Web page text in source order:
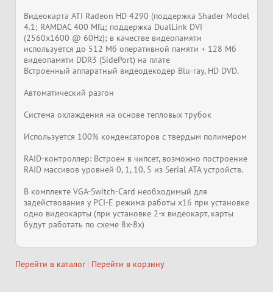
Видеокарта ATI Radeon HD 4290 (поддержка Shader Model
4.1; RAMDAC 400 МГц; поддержка DualLink DVI
(2560x1600 @ 60Hz); в качестве видеопамяти
используется до 512 Мб оперативной памяти + 128 Мб
видеопамяти DDR3 (SidePort) на плате
Встроенный аппаратный видеодекодер Blu-ray, HD DVD.
Автоматический разгон
Система охлаждения на основе тепловых трубок
Используется 100% конденсаторов с твердым полимером
RAID-контроллер: Встроен в чипсет, возможно построение
RAID массивов уровней 0, 1, 10, 5 из Serial ATA устройств.
В комплекте VGA-Switch-Card необходимый для
задействования у PCI-E режима работы x16 при установке
одно видеокарты (при установке 2-х видеокарт, карты
будут работать по схеме 8x-8x)
Перейти в каталог Перейти в корзину